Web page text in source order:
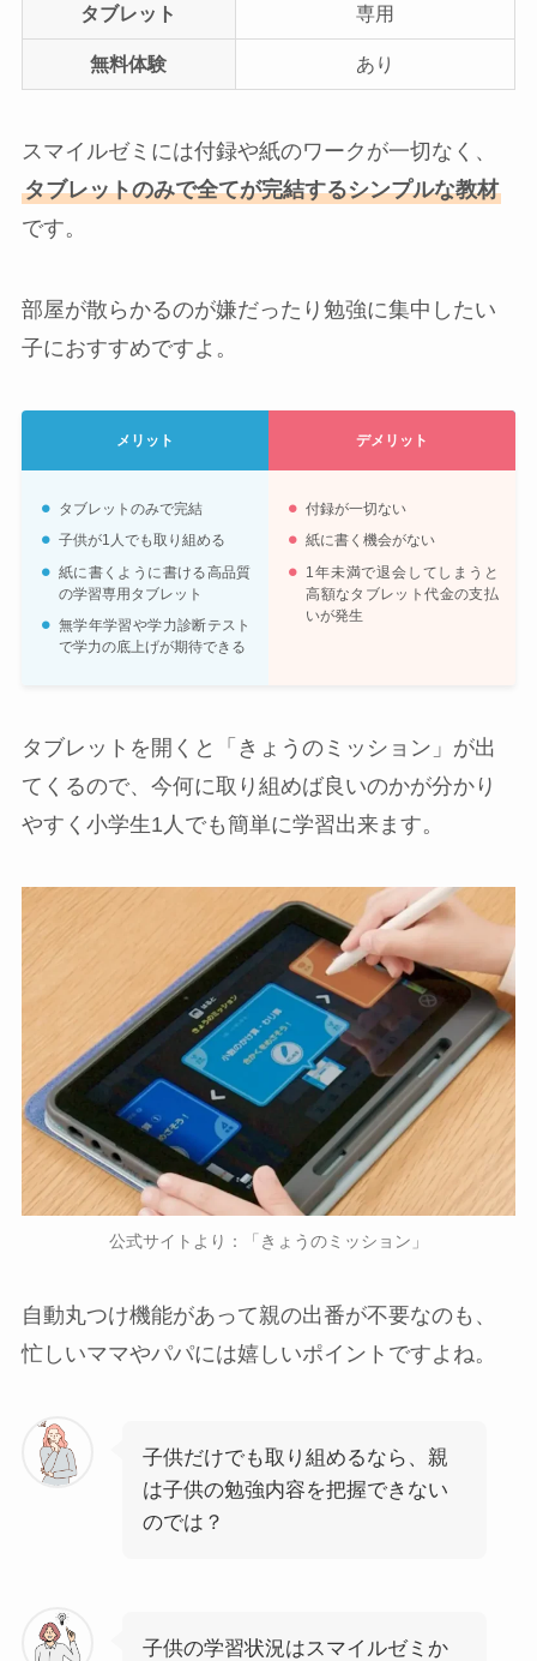
タブレット 専用
無料体験 あり
スマイルゼミには付録や紙のワークが一切なく、
タブレットのみで全てが完結するシンプルな教材
です。
部屋が散らかるのが嫌だったり勉強に集中したい
子におすすめですよ。
メリット デメリット
タブレットのみで完結
子供が1人でも取り組める
紙に書くように書ける高品質
の学習専用タブレット
無学年学習や学力診断テスト
で学力の底上げが期待できる
付録が一切ない
紙に書く機会がない
1年未満で退会してしまうと
高額なタブレット代金の支払
いが発生
タブレットを開くと「きょうのミッション」が出
てくるので、今何に取り組めば良いのかが分かり
やすく小学生1人でも簡単に学習出来ます。
公式サイトより：「きょうのミッション」
自動丸つけ機能があって親の出番が不要なのも、
忙しいママやパパには嬉しいポイントですよね。
子供だけでも取り組めるなら、親
は子供の勉強内容を把握できない
のでは？
子供の学習状況はスマイルゼミか